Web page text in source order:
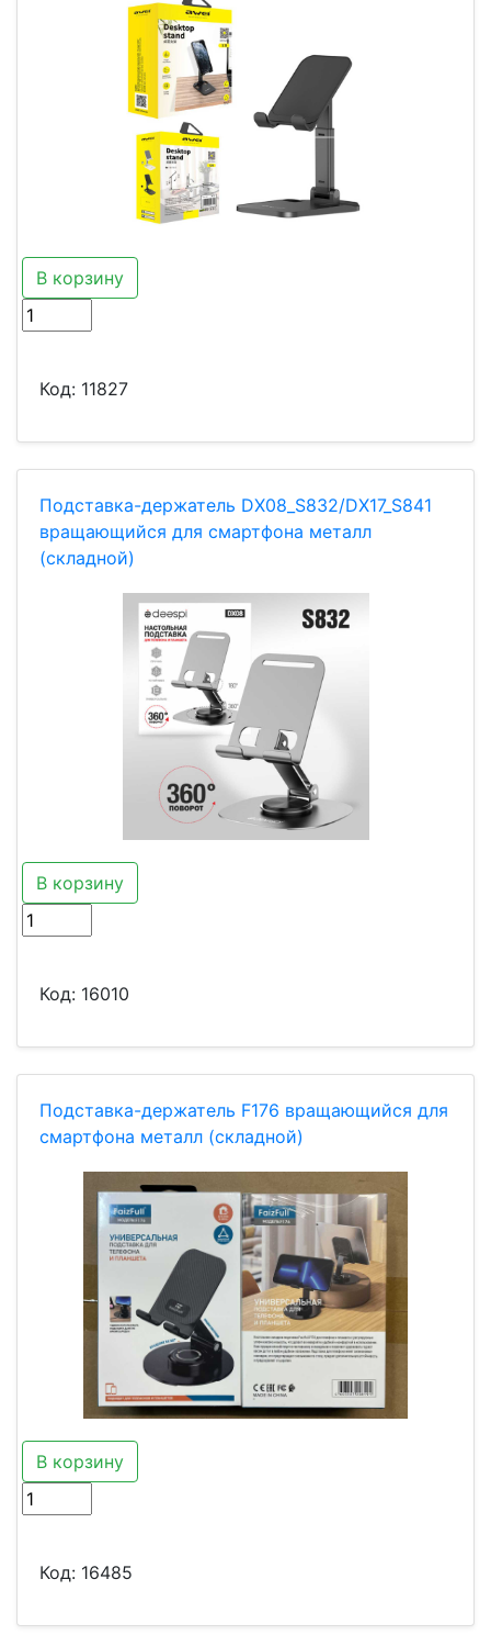
В корзину
Код: 11827
Подставка-держатель DX08_S832/DX17_S841
вращающийся для смартфона металл
(складной)
В корзину
Код: 16010
Подставка-держатель F176 вращающийся для
смартфона металл (складной)
В корзину
Код: 16485